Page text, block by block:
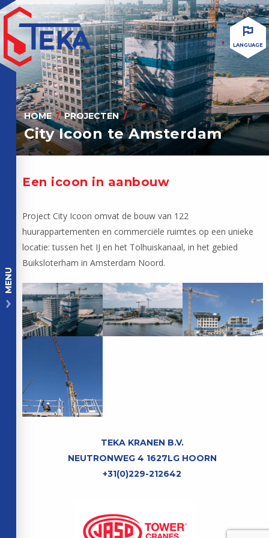
MENU
LANGUAGE
HOME PROJECTEN
City Icoon te Amsterdam
Een icoon in aanbouw
Project City Icoon omvat de bouw van 122
huurappartementen en commerciële ruimtes op een unieke
locatie: tussen het IJ en het Tolhuiskanaal, in het gebied
Buiksloterham in Amsterdam Noord.
TEKA KRANEN B.V.
NEUTRONWEG 4 1627LG HOORN
+31(0)229-212642